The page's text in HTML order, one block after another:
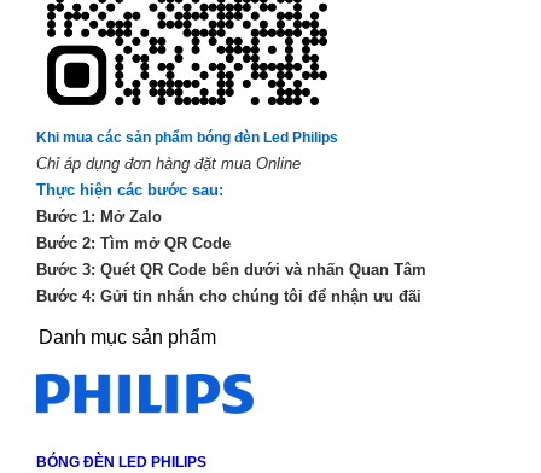
Khi mua các sản phẩm bóng đèn Led Philips
Chỉ áp dụng đơn hàng đặt mua Online
Thực hiện các bước sau:
Bước 1: Mở Zalo
Bước 2: Tìm mở QR Code
Bước 3: Quét QR Code bên dưới và nhấn Quan Tâm
Bước 4: Gửi tin nhắn cho chúng tôi để nhận ưu đãi
Danh mục sản phẩm
BÓNG ĐÈN LED PHILIPS